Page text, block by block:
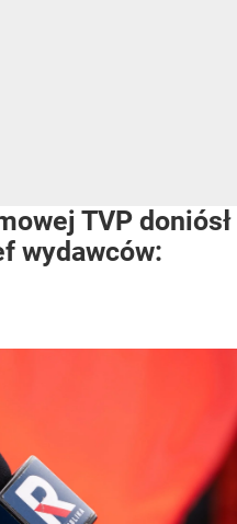
TVP doniósł
wydawców: